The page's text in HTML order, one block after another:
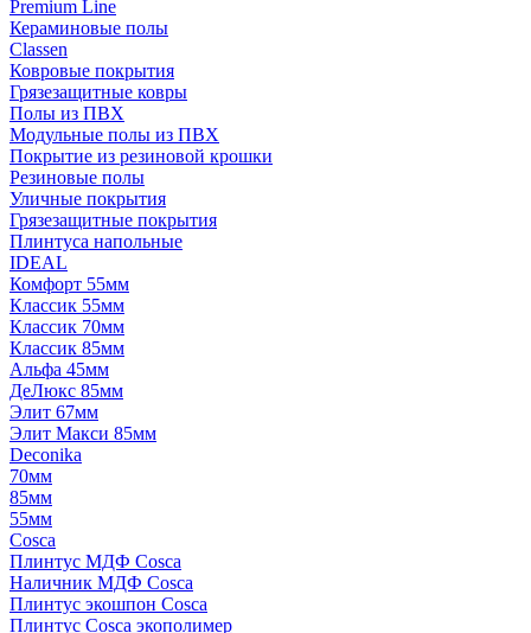
Premium Line
Кераминовые полы
Classen
Ковровые покрытия
Грязезащитные ковры
Полы из ПВХ
Модульные полы из ПВХ
Покрытие из резиновой крошки
Резиновые полы
Уличные покрытия
Грязезащитные покрытия
Плинтуса напольные
IDEAL
Комфорт 55мм
Классик 55мм
Классик 70мм
Классик 85мм
Альфа 45мм
ДеЛюкс 85мм
Элит 67мм
Элит Макси 85мм
Deconika
70мм
85мм
55мм
Cosca
Плинтус МДФ Cosca
Наличник МДФ Cosca
Плинтус экошпон Cosca
Плинтус Cosca экополимер